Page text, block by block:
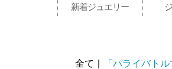
新着ジュエリー
全て 「パライバト